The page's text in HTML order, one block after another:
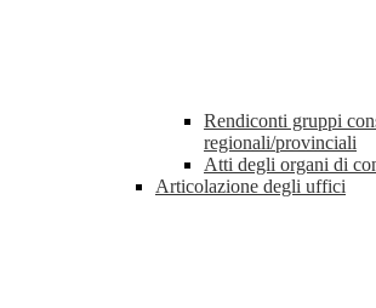
Rendiconti gruppi
regionali/provinciali
Atti degli organi di
Articolazione degli uffici